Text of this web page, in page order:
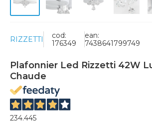
RIZZETTI
cod:
176349
ean:
7438641799749
Plafonnier Led Rizzetti 42W
Chaude
234.445